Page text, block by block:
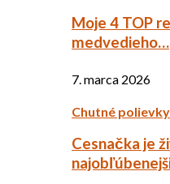
Moje 4 TOP
medvedieho…
7. marca 2026
Chutné polievky
Cesnačka je